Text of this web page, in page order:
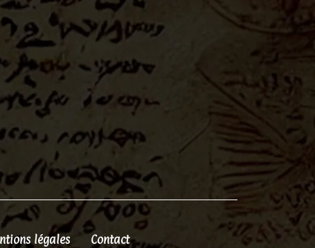
légales Contact